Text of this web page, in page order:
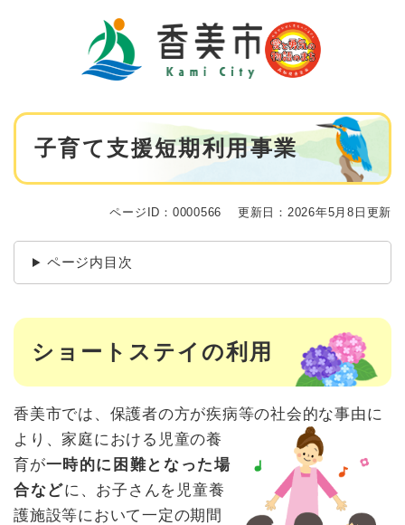
本
子育て支援短期利用事業
ページID：0000566 更新日：2026年5月8日更新
ページ内目次
ショートステイの利用
香美市では、保護者の方が疾病等の社会的な事由に
より、 家庭における 児童の養
育が一時的に困難となった場
合などに、 お子さんを児童養
護施設等において一定の期間